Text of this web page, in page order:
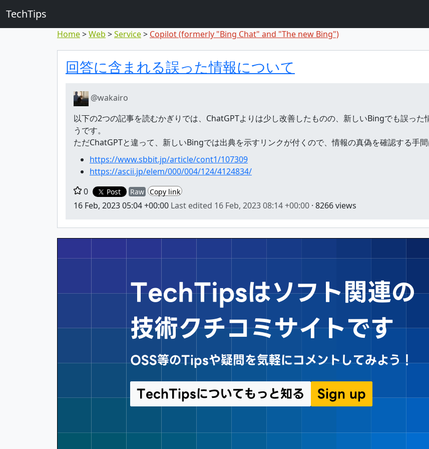
TechTips
Home
Web Service Copilot (formerly "Bing Chat" and "The new Bing")
Highlighted comment
Topic and comment
回答に含まれる誤った情報について
@wakairo
以下の2つの記事を読むかぎりでは、ChatGPTよりは少し改善したものの、新しいBingでも誤っ
うです。
ただChatGPTと違って、新しいBingでは出典を示すリンクが付くので、情報の真偽を確認する手間
https://www.sbbit.jp/article/cont1/107309
https://ascii.jp/elem/000/004/124/4124834/
0
Post Raw Copy link
16 Feb, 2023 05:04 +00:00 Last edited 16 Feb, 2023 08:14 +00:00 · 8266 views
TechTipsはソフト関連の
技術クチコミサイトです
OSS等のTipsや疑問を気軽にコメントしてみよう！
TechTipsについてもっと知る
Sign up